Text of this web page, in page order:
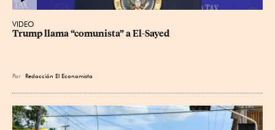
VIDEO
Trump llama “comunista” a El-Sayed
Por Redacción El Economista